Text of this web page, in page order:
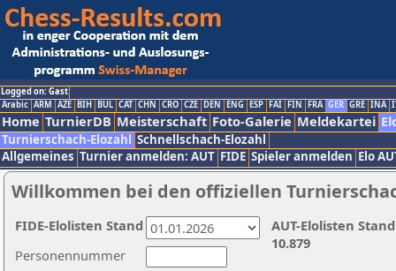
Logged on: Gast
Arabic ARM AZE BIH BUL CAT CHN CRO CZE DEN ENG ESP FAI FIN FRA GER GRE INA
Home TurnierDB Meisterschaft Foto-Galerie Meldekartei
Turnierschach-Elozahl Schnellschach-Elozahl
Allgemeines Turnier anmelden: AUT FIDE Spieler anmelden Elo
Willkommen bei den offiziellen
Personennummer
AUT-Elolisten
10.879
FIDE-Elolisten Stand